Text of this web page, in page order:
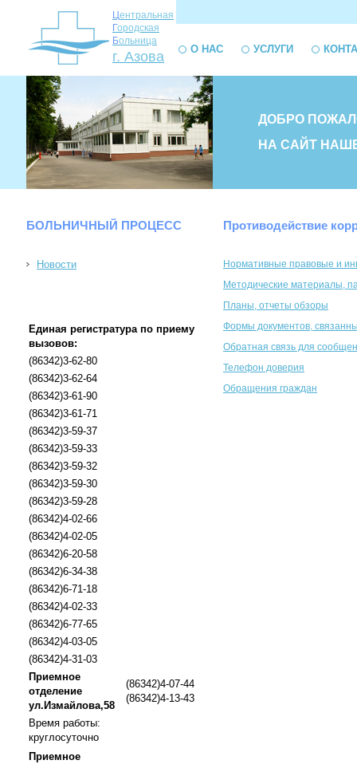
Центральная
Городская
Больница
г. Азова О НАС УСЛУГИ
ДОБРО
НА САЙТ
БОЛЬНИЧНЫЙ ПРОЦЕСС
Новости
Единая регистратура по приему
вызовов:
(86342)3-62-80
(86342)3-62-64
(86342)3-61-90
(86342)3-61-71
(86342)3-59-37
(86342)3-59-33
(86342)3-59-32
(86342)3-59-30
(86342)3-59-28
(86342)4-02-66
(86342)4-02-05
(86342)6-20-58
(86342)6-34-38
(86342)6-71-18
(86342)4-02-33
(86342)6-77-65
(86342)4-03-05
(86342)4-31-03
Приемное
отделение
ул.Измайлова,58
(86342)4-07-44
(86342)4-13-43
Время работы:
круглосуточно
Приемное
Противодействие
Нормативные правовые и
Методические материалы,
Планы, отчеты обзоры
Формы документов,
Обратная связь для
Телефон доверия
Обращения граждан